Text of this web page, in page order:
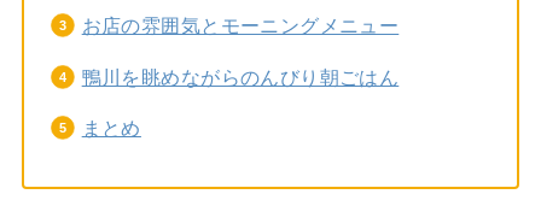
お店の雰囲気とモーニングメニュー
鴨川を眺めながらのんびり朝ごはん
まとめ